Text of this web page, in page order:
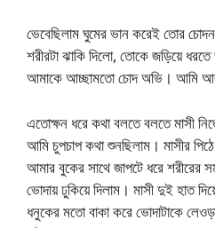
ভেবেছিলাম ঘুমের ভান করেই তোর
শরীরটা ঝাকি দিলো, তোকে জড়িয়ে
আমাকে আচ্ছামতো চোদ অভি। আমি আর
এতোক্ষন ধরে কথা বলতে বলতে মাসী
আমি চুপচাপ কথা শুনছিলাম। মাসীর
আমার বুকের সাথে জাপটে ধরে শরীরের
ভোদায় ঢুকিয়ে দিলাম। মাসী দুই হাত
ধনুকের মতো বাকা করে ভোদাটাকে